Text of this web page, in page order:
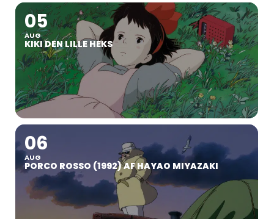
05
AUG
KIKI DEN LILLE HEKS
06
AUG
PORCO ROSSO (1992) AF HAYAO MIYAZAKI